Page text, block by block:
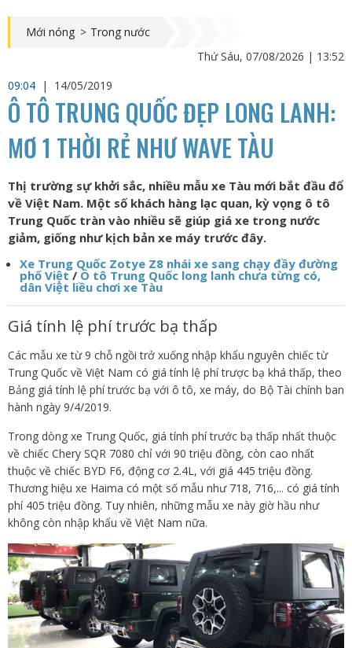
Mới nóng > Trong nước
Thứ Sáu, 07/08/2026 | 13:52
09:04 | 14/05/2019
Ô TÔ TRUNG QUỐC ĐẸP LONG LANH:
MƠ 1 THỜI RẺ NHƯ WAVE TÀU
Thị trường sự khởi sắc, nhiều mẫu xe Tàu mới bắt đầu đổ
về Việt Nam. Một số khách hàng lạc quan, kỳ vọng ô tô
Trung Quốc tràn vào nhiều sẽ giúp giá xe trong nước
giảm, giống như kịch bản xe máy trước đây.
Xe Trung Quốc Zotye Z8 nhái xe sang chạy đầy đường
phố Việt/ Ô tô Trung Quốc long lanh chưa từng có,
dân Việt liều chơi xe Tàu
Giá tính lệ phí trước bạ thấp
Các mẫu xe từ 9 chỗ ngồi trở xuống nhập khẩu nguyên chiếc từ
Trung Quốc về Việt Nam có giá tính lệ phí trược bạ khá thấp, theo
Bảng giá tính lệ phí trước bạ với ô tô, xe máy, do Bộ Tài chính ban
hành ngày 9/4/2019.
Trong dòng xe Trung Quốc, giá tính phí trước bạ thấp nhất thuộc
về chiếc Chery SQR 7080 chỉ với 90 triệu đồng, còn cao nhất
thuộc về chiếc BYD F6, động cơ 2.4L, với giá 445 triệu đồng.
Thương hiệu xe Haima có một số mẫu như 718, 716,... có giá tính
phí 405 triệu đồng. Tuy nhiên, những mẫu xe này giờ hầu như
không còn nhập khẩu về Việt Nam nữa.